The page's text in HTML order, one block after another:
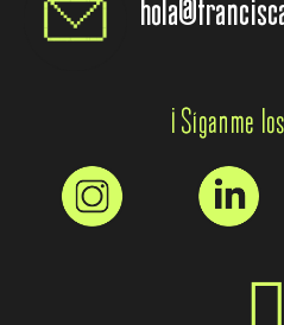
¡ Síganme